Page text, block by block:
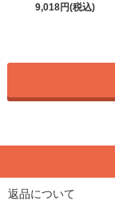
9,018円(税込)
返品について